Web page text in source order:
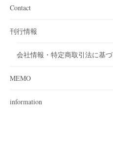
Contact
刊行情報
会社情報・特定商取引法に基
MEMO
information